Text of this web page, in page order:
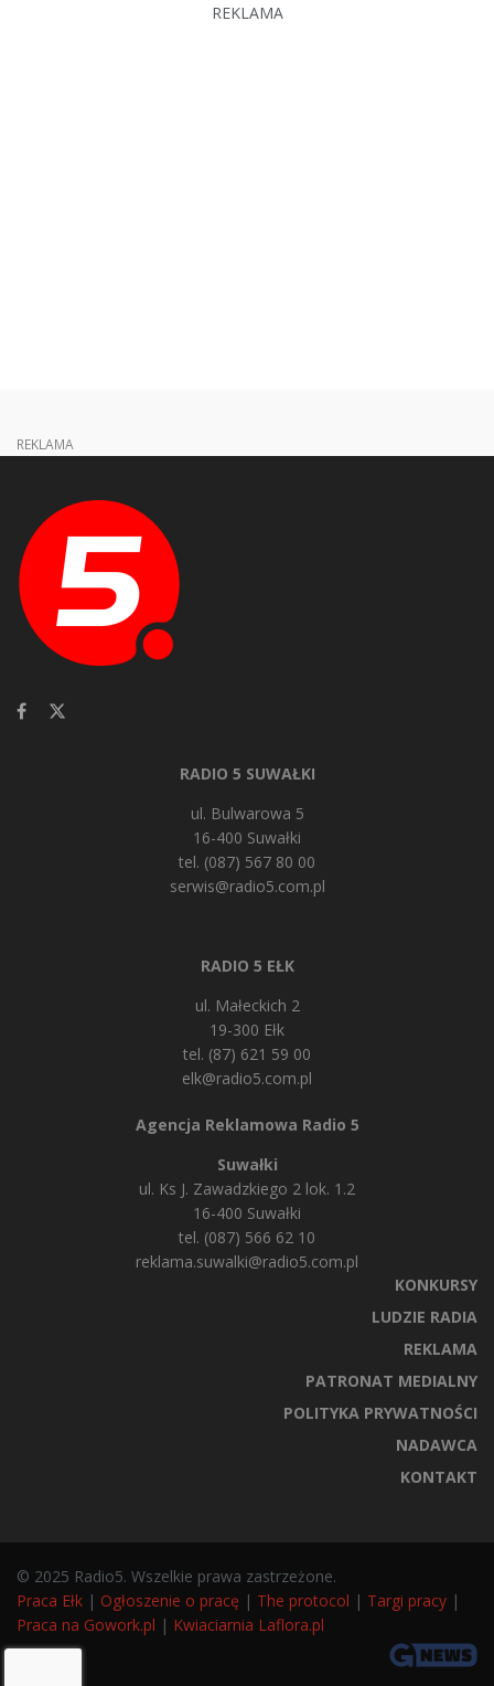
REKLAMA
REKLAMA
RADIO 5 SUWAŁKI
ul. Bulwarowa 5
16-400 Suwałki
tel. (087) 567 80 00
serwis@radio5.com.pl
RADIO 5 EŁK
ul. Małeckich 2
19-300 Ełk
tel. (87) 621 59 00
elk@radio5.com.pl
Agencja Reklamowa Radio 5
Suwałki
ul. Ks J. Zawadzkiego 2 lok. 1.2
16-400 Suwałki
tel. (087) 566 62 10
reklama.suwalki@radio5.com.pl
KONKURSY
LUDZIE RADIA
REKLAMA
PATRONAT MEDIALNY
POLITYKA PRYWATNOŚCI
NADAWCA
KONTAKT
© 2025 Radio5. Wszelkie prawa zastrzeżone.
Praca Ełk | Ogłoszenie o pracę | The protocol | Targi pracy |
Praca na Gowork.pl | Kwiaciarnia Laflora.pl